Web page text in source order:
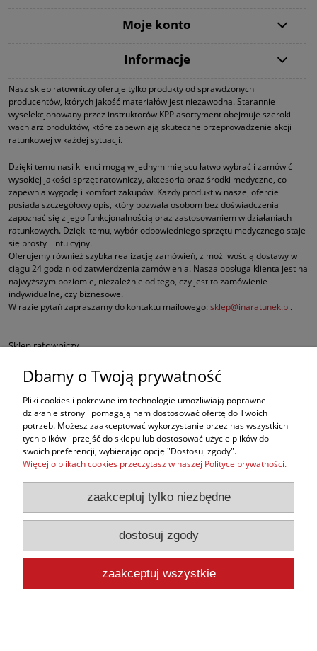
Moje konto
Informacje
Nasz sklep ratowniczy oferuje tylko produkty od sprawdzonych
producentów, których jakość materiałów jest niezawodna. Starannie
wyselekcjonowany przez instruktorów KPP asortyment obejmuje szeroki
wachlarz produktów, które zapewniają skuteczne przeprowadzenie akcji
ratunkowej w każdej sytuacji.
Dzięki temu nasi klienci mogą w jednym miejscu łatwo wybrać i zamówić
wysokiej jakości sprzęt ratowniczy, akcesoria oraz środki medyczne, co
zapewnia wygodę i komfort zakupów. Każdy produkt w naszej ofercie
posiada szczegółowy opis, który pozwala osobom bez doświadczenia
zapoznać się z jego funkcjonalnością oraz zastosowaniem w działaniach
ratunkowych. Dzięki temu, wybór odpowiedniego sprzętu medycznego staje
się prosty i intuicyjny.
Oferujemy również szybka realizację zamówień, z możliwością dostawy w
ciągu 24 godzin od zatwierdzenia zamówienia. Nasza obsługa klienta jest na
najwyższym poziomie, niezależnie od tego, czy jest to zamówienie
indywidualne, czy biznesowe.
W razie pytań zapraszamy do kontaktu mailowego: sklep@inaratunek.pl.
Sklep ratowniczy
Defibrylatory AED
Fantomy RKO
Sprzęt ratowniczy dla służb mundurowych
Apteczki pierwszej pomocy
, ale w naszej ofercie znajdą Państwo także inne produkty medyczne
najwyższej jakości, takie jak sprzęt do ewakuacji czy nowoczesne środki do
opatrywania oparzeń i krwotoków.
pokaż pełną wersję strony
Dbamy o Twoją prywatność
Pliki cookies i pokrewne im technologie umożliwiają poprawne
działanie strony i pomagają nam dostosować ofertę do Twoich
potrzeb. Możesz zaakceptować wykorzystanie przez nas wszystkich
tych plików i przejść do sklepu lub dostosować użycie plików do
swoich preferencji, wybierając opcję "Dostosuj zgody".
Więcej o plikach cookies przeczytasz w naszej Polityce prywatności.
zaakceptuj tylko niezbędne
dostosuj zgody
zaakceptuj wszystkie